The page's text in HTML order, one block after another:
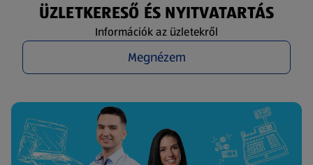
ÜZLETKERESŐ ÉS NYITVATARTÁS
Információk az üzletekről
Megnézem